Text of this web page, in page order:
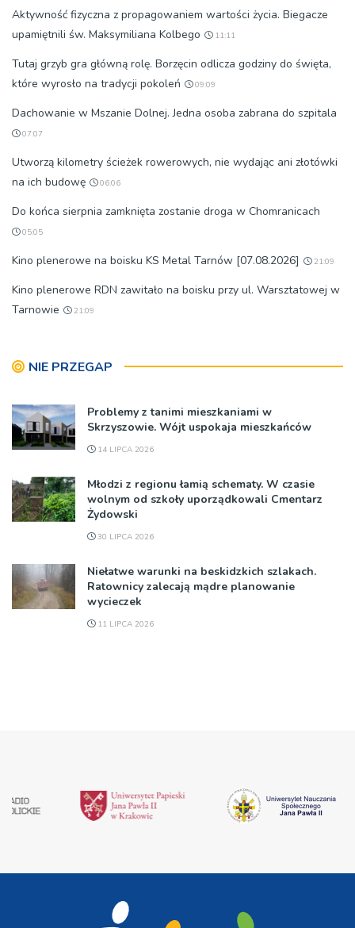
Aktywność fizyczna z propagowaniem wartości życia. Biegacze
upamiętnili św. Maksymiliana Kolbego
11:11
Tutaj grzyb gra główną rolę. Borzęcin odlicza godziny do święta,
które wyrosło na tradycji pokoleń
09:09
Dachowanie w Mszanie Dolnej. Jedna osoba zabrana do szpitala
07:07
Utworzą kilometry ścieżek rowerowych, nie wydając ani złotówki
na ich budowę
06:06
Do końca sierpnia zamknięta zostanie droga w Chomranicach
05:05
Kino plenerowe na boisku KS Metal Tarnów [07.08.2026] 21:09
Kino plenerowe RDN zawitało na boisku przy ul. Warsztatowej w
Tarnowie
21:09
NIE PRZEGAP
Problemy z tanimi mieszkaniami w
Skrzyszowie. Wójt uspokaja mieszkańców
14 LIPCA 2026
Młodzi z regionu łamią schematy. W czasie
wolnym od szkoły uporządkowali Cmentarz
Żydowski
30 LIPCA 2026
Niełatwe warunki na beskidzkich szlakach.
Ratownicy zalecają mądre planowanie
wycieczek
11 LIPCA 2026